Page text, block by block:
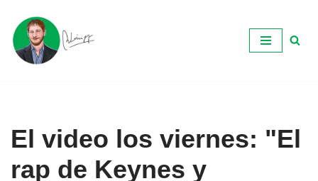
Ir
al
El video los viernes: "El
rap de Keynes y